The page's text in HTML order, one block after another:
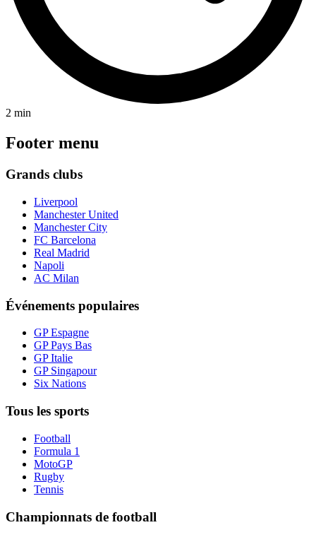
2 min
Footer menu
Grands clubs
Liverpool
Manchester United
Manchester City
FC Barcelona
Real Madrid
Napoli
AC Milan
Événements populaires
GP Espagne
GP Pays Bas
GP Italie
GP Singapour
Six Nations
Tous les sports
Football
Formula 1
MotoGP
Rugby
Tennis
Championnats de football